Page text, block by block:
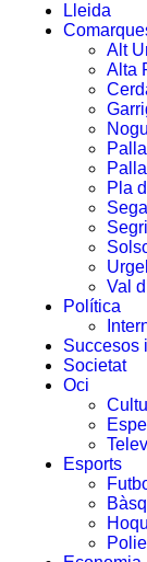
Lleida
Alt
Alta
Pla
Urgell
Val
Política
Succesos
Societat
Oci
Esports